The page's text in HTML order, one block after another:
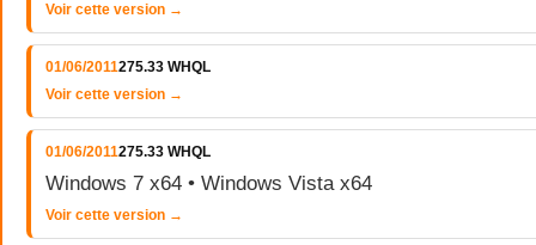
Voir cette version →
01/06/2011275.33 WHQL
Voir cette version →
01/06/2011275.33 WHQL
Windows 7 x64 • Windows Vista x64
Voir cette version →